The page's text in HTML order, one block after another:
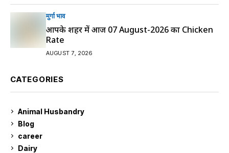
मुर्गा भाव
आपके शहर में आज 07 August-2026 का Chicken
Rate
AUGUST 7, 2026
CATEGORIES
Animal Husbandry
Blog
career
Dairy